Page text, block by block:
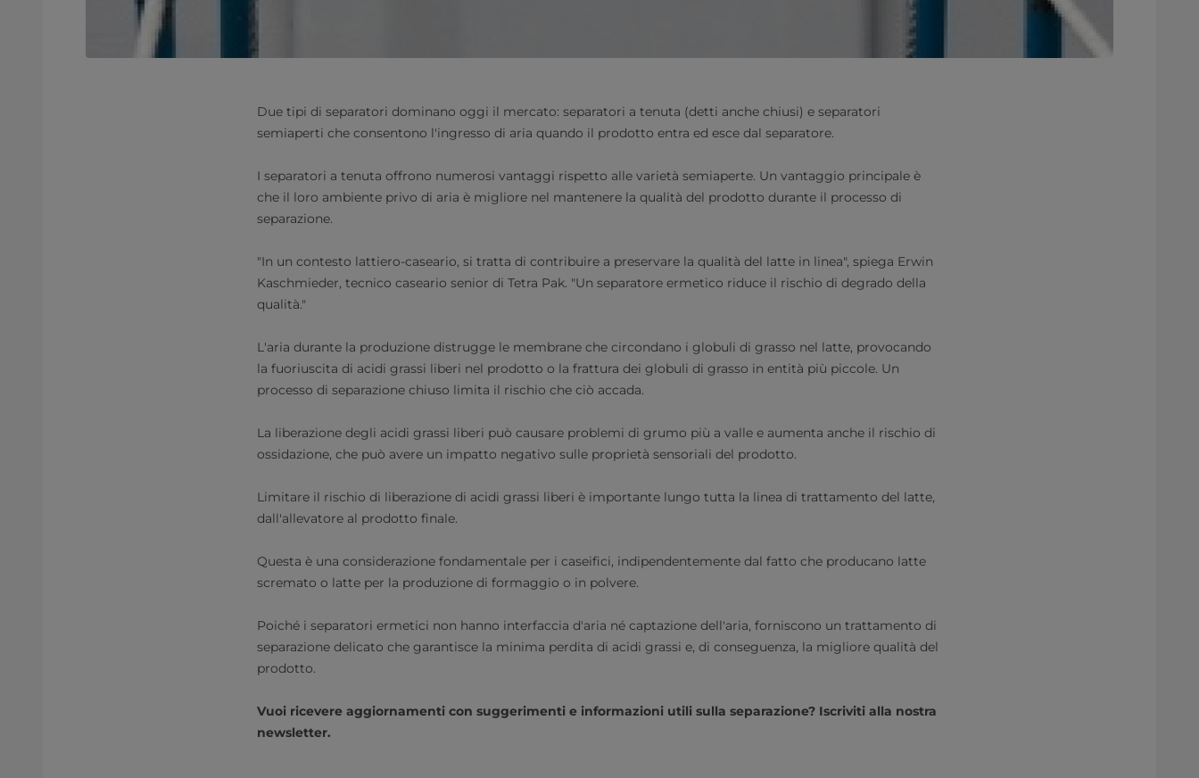
Due tipi di separatori dominano oggi il mercato: separatori a tenuta (detti anche chiusi) e separatori
semiaperti che consentono l'ingresso di aria quando il prodotto entra ed esce dal separatore.
I separatori a tenuta offrono numerosi vantaggi rispetto alle varietà semiaperte. Un vantaggio principale è
che il loro ambiente privo di aria è migliore nel mantenere la qualità del prodotto durante il processo di
separazione.
"In un contesto lattiero-caseario, si tratta di contribuire a preservare la qualità del latte in linea", spiega Erwin
Kaschmieder, tecnico caseario senior di Tetra Pak. "Un separatore ermetico riduce il rischio di degrado della
qualità."
L'aria durante la produzione distrugge le membrane che circondano i globuli di grasso nel latte, provocando
la fuoriuscita di acidi grassi liberi nel prodotto o la frattura dei globuli di grasso in entità più piccole. Un
processo di separazione chiuso limita il rischio che ciò accada.
La liberazione degli acidi grassi liberi può causare problemi di grumo più a valle e aumenta anche il rischio di
ossidazione, che può avere un impatto negativo sulle proprietà sensoriali del prodotto.
Limitare il rischio di liberazione di acidi grassi liberi è importante lungo tutta la linea di trattamento del latte,
dall'allevatore al prodotto finale.
Questa è una considerazione fondamentale per i caseifici, indipendentemente dal fatto che producano latte
scremato o latte per la produzione di formaggio o in polvere.
Poiché i separatori ermetici non hanno interfaccia d'aria né captazione dell'aria, forniscono un trattamento di
separazione delicato che garantisce la minima perdita di acidi grassi e, di conseguenza, la migliore qualità del
prodotto.
Vuoi ricevere aggiornamenti con suggerimenti e informazioni utili sulla separazione? Iscriviti alla nostra
newsletter.